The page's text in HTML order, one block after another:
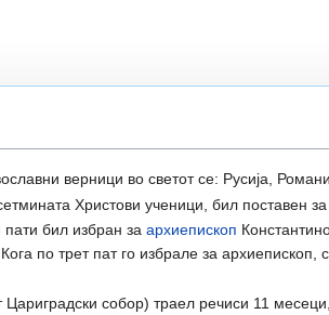
верници во светот се: Русија,
Христови ученици, бил поставен
пати бил избран заархиепископ
по трет пат го избрале за
Цариградски собор) траел речиси 11